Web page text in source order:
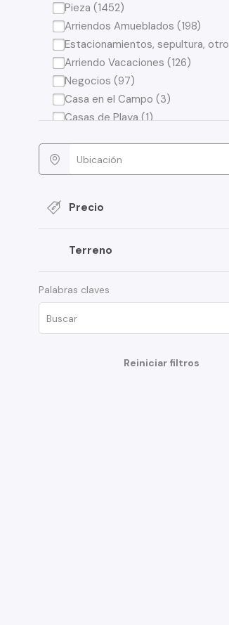
Pieza (1452)
Arriendos Amueblados (198)
Estacionamientos, sepultura,
Arriendo Vacaciones (126)
Negocios (97)
Casa en el Campo (3)
Casas de Playa (1)
Precio
Terreno
Palabras claves
Reiniciar filtros